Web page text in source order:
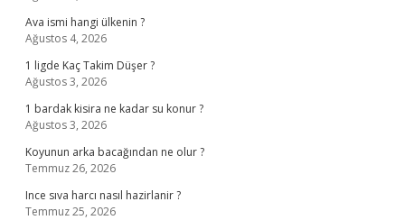
Ava ismi hangi ülkenin ?
Ağustos 4, 2026
1 ligde Kaç Takim Düşer ?
Ağustos 3, 2026
1 bardak kisira ne kadar su konur ?
Ağustos 3, 2026
Koyunun arka bacağından ne olur ?
Temmuz 26, 2026
Ince sıva harcı nasıl hazirlanir ?
Temmuz 25, 2026